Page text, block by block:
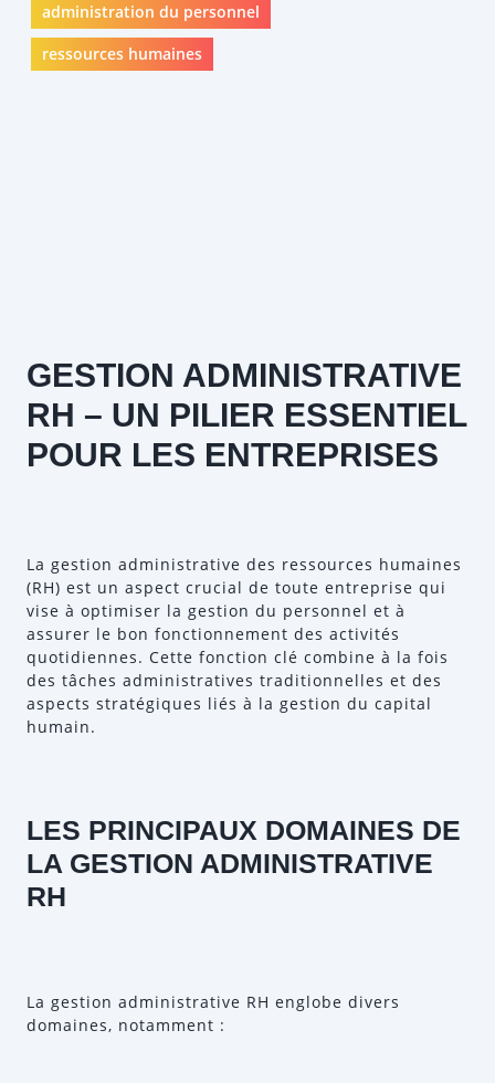
administration du personnel
ressources humaines
GESTION ADMINISTRATIVE
RH – UN PILIER ESSENTIEL
POUR LES ENTREPRISES
La gestion administrative des ressources humaines
(RH) est un aspect crucial de toute entreprise qui
vise à optimiser la gestion du personnel et à
assurer le bon fonctionnement des activités
quotidiennes. Cette fonction clé combine à la fois
des tâches administratives traditionnelles et des
aspects stratégiques liés à la gestion du capital
humain.
LES PRINCIPAUX DOMAINES DE
LA GESTION ADMINISTRATIVE
RH
La gestion administrative RH englobe divers
domaines, notamment :